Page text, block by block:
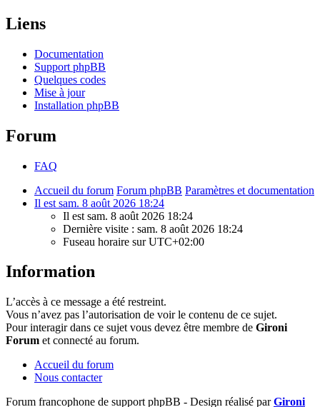
Liens
Documentation
Support phpBB
Quelques codes
Mise à jour
Installation phpBB
Forum
FAQ
Accueil du forum Forum phpBB Paramètres et documentation
Il est sam. 8 août 2026 18:24
Il est sam. 8 août 2026 18:24
Dernière visite : sam. 8 août 2026 18:24
Fuseau horaire surUTC+02:00
Information
L’accès à ce message a été restreint.
Vous n’avez pas l’autorisation de voir le contenu de ce sujet.
Pour interagir dans ce sujet vous devez être membre de Gironi
Forum et connecté au forum.
Accueil du forum
Nous contacter
Forum francophone de support phpBB - Design réalisé parGironi